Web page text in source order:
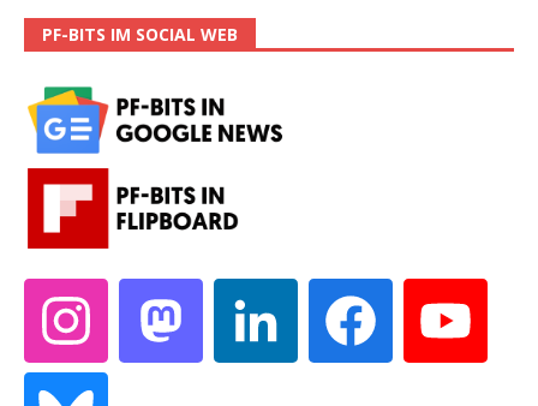
PF-BITS IM SOCIAL WEB